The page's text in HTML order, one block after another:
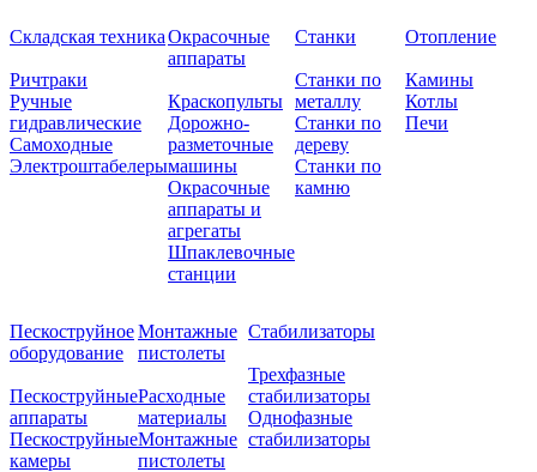
Складская техника
Ричтраки
Ручные
гидравлические
Самоходные
Электроштабелеры
Окрасочные
аппараты
Краскопульты
Дорожно-
разметочные
машины
Окрасочные
аппараты и
агрегаты
Шпаклевочные
станции
Станки
Станки по
металлу
Станки по
дереву
Станки по
камню
Отопление
Камины
Котлы
Печи
Пескоструйное
оборудование
Пескоструйные
аппараты
Пескоструйные
камеры
Монтажные
пистолеты
Расходные
материалы
Монтажные
пистолеты
Стабилизаторы
Трехфазные
стабилизаторы
Однофазные
стабилизаторы